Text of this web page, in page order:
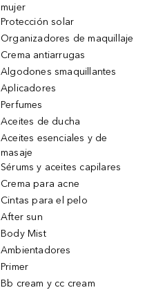
mujer
Protección solar
Organizadores de maquillaje
Crema antiarrugas
Algodones smaquillantes
Aplicadores
Perfumes
Aceites de ducha
Aceites esenciales y de
masaje
Sérums y aceites capilares
Crema para acne
Cintas para el pelo
After sun
Body Mist
Ambientadores
Primer
Bb cream y cc cream